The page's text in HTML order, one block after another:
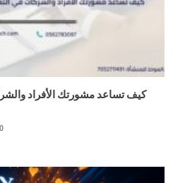
كيف تساعد مشورتك الأفراد
0